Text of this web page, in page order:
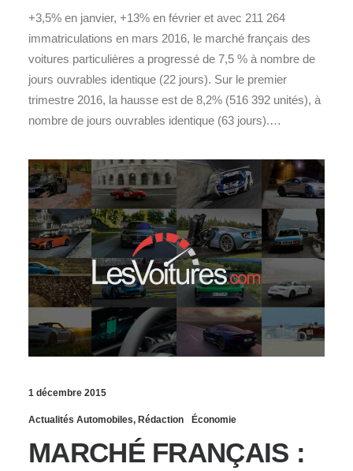
+3,5% en janvier, +13% en février et avec 211 264
immatriculations en mars 2016, le marché français des
voitures particulières a progressé de 7,5 % à nombre de
jours ouvrables identique (22 jours). Sur le premier
trimestre 2016, la hausse est de 8,2% (516 392 unités), à
nombre de jours ouvrables identique (63 jours).…
1 décembre 2015
Actualités Automobiles, Rédaction Économie
MARCHÉ FRANÇAIS :